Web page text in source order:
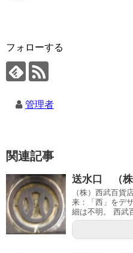
フォローする
管理者
関連記事
送水口 （株
（株）西武百貨
来：「西」をデ
細は不明。 西武